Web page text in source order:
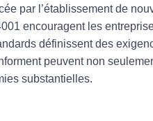
par l’établissement de
encouragent les
définissent des
peuvent non
substantielles.